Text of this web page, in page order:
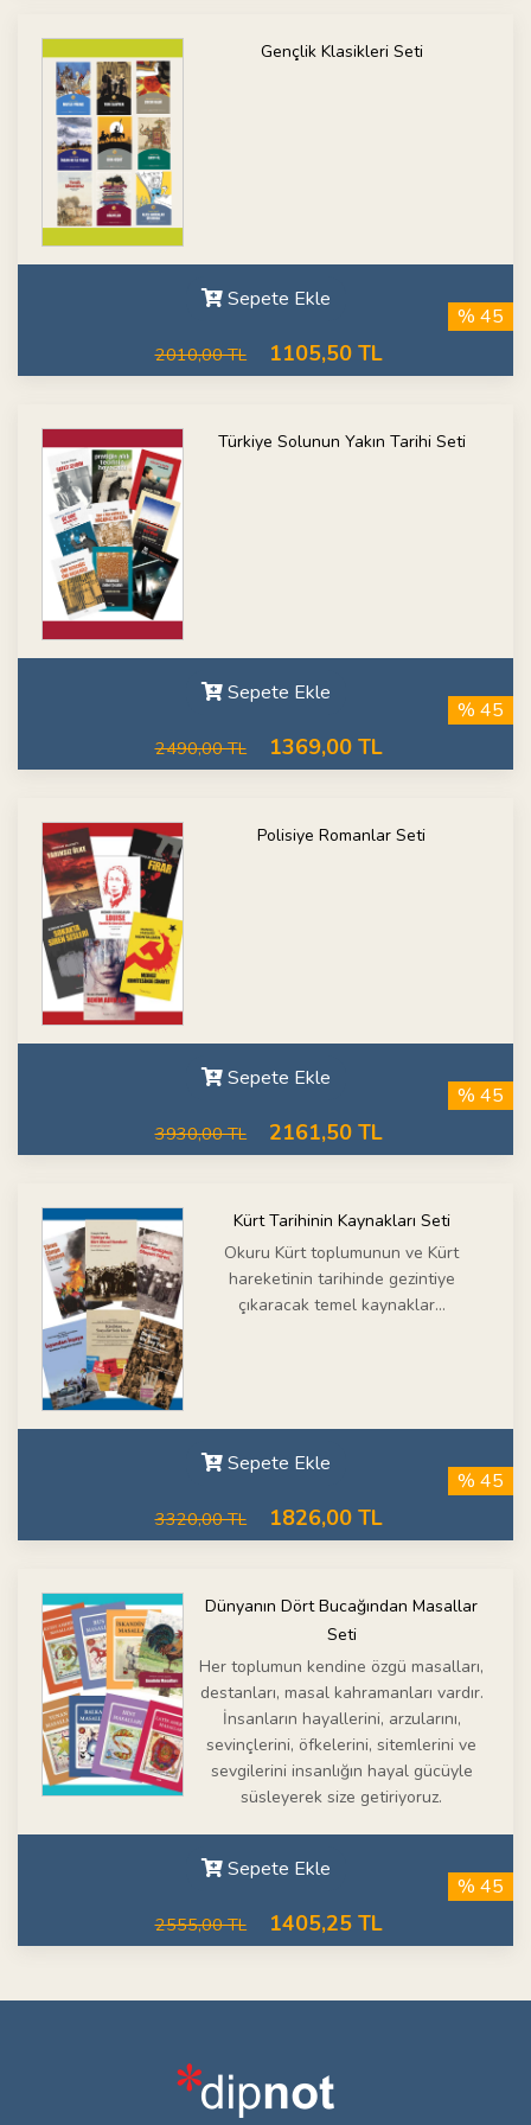
Gençlik Klasikleri Seti
Sepete Ekle
2010,00 TL 1105,50 TL
% 45
Türkiye Solunun Yakın Tarihi Seti
Sepete Ekle
2490,00 TL 1369,00 TL
% 45
Polisiye Romanlar Seti
Sepete Ekle
3930,00 TL 2161,50 TL
% 45
Kürt Tarihinin Kaynakları Seti
Okuru Kürt toplumunun ve Kürt
hareketinin tarihinde gezintiye
çıkaracak temel kaynaklar...
Sepete Ekle
3320,00 TL 1826,00 TL
% 45
Dünyanın Dört Bucağından Masallar
Seti
Her toplumun kendine özgü masalları,
destanları, masal kahramanları vardır.
İnsanların hayallerini, arzularını,
sevinçlerini, öfkelerini, sitemlerini ve
sevgilerini insanlığın hayal gücüyle
süsleyerek size getiriyoruz.
Sepete Ekle
2555,00 TL 1405,25 TL
% 45